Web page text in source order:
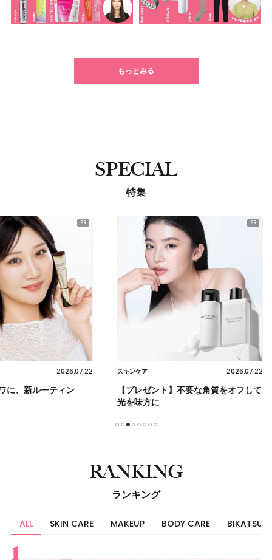
もっとみる
SPECIAL
特集
ン
スキンケア
【プレゼント】不要な角質をオフして
ヘア
【クセ・
RANKING
ランキング
ALL SKIN CARE MAKEUP BODY CARE BIKATSU
すべて
スキンケア
メイク
ボディケア
美活
ヘア
ライフスタイル
ビューティーズ